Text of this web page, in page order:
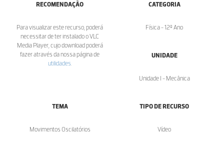
RECOMENDAÇÃO
Para visualizar este recurso, poderá
necessitar de ter instalado o VLC
Media Player, cujo download poderá
fazer através da nossa página de
utilidades.
CATEGORIA
Física - 12º Ano
UNIDADE
Unidade I - Mecânica
TEMA
Movimentos Oscilatórios
TIPO DE RECURSO
Vídeo